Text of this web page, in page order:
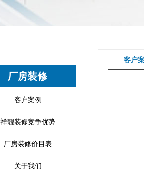
厂房装修
客户案例
祥靓装修竞争优势
厂房装修价目表
关于我们
客户